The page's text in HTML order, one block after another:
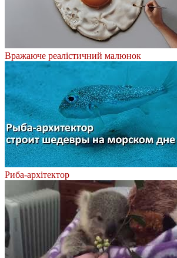
Вражаюче реалістичний малюнок
Риба-архітектор